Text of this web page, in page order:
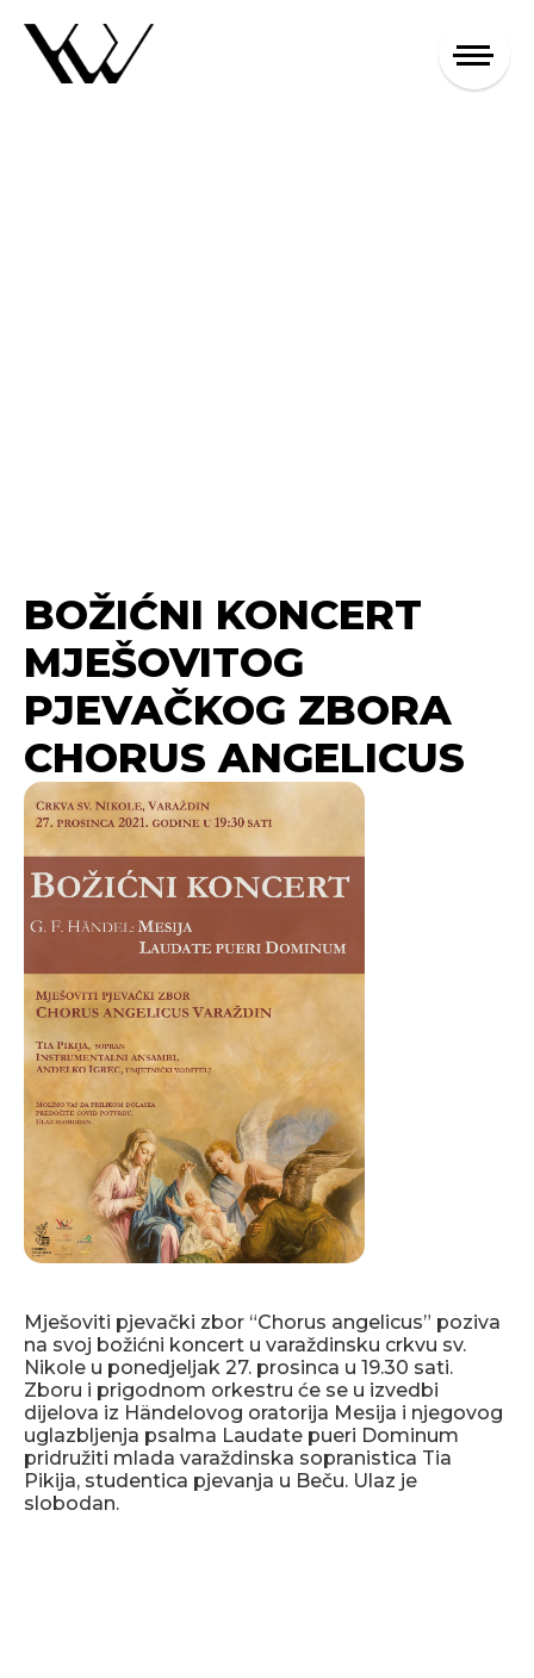
BOŽIĆNI KONCERT
MJEŠOVITOG
PJEVAČKOG ZBORA
CHORUS ANGELICUS
Mješoviti pjevački zbor “Chorus angelicus” poziva
na svoj božićni koncert u varaždinsku crkvu sv.
Nikole u ponedjeljak 27. prosinca u 19.30 sati.
Zboru i prigodnom orkestru će se u izvedbi
dijelova iz Händelovog oratorija Mesija i njegovog
uglazbljenja psalma Laudate pueri Dominum
pridružiti mlada varaždinska sopranistica Tia
Pikija, studentica pjevanja u Beču. Ulaz je
slobodan.